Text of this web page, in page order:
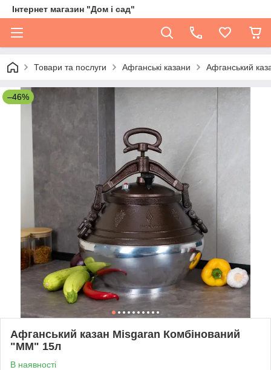
Інтернет магазин "Дом і сад"
Товари та послуги Афганські казани Афганський
–46%
Афганський казан Misgaran Комбінований
"ММ" 15л
В наявності